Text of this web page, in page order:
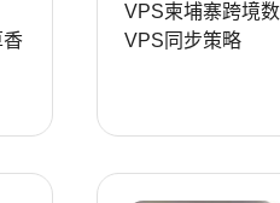
香
VPS柬埔寨跨境
VPS 同步策略